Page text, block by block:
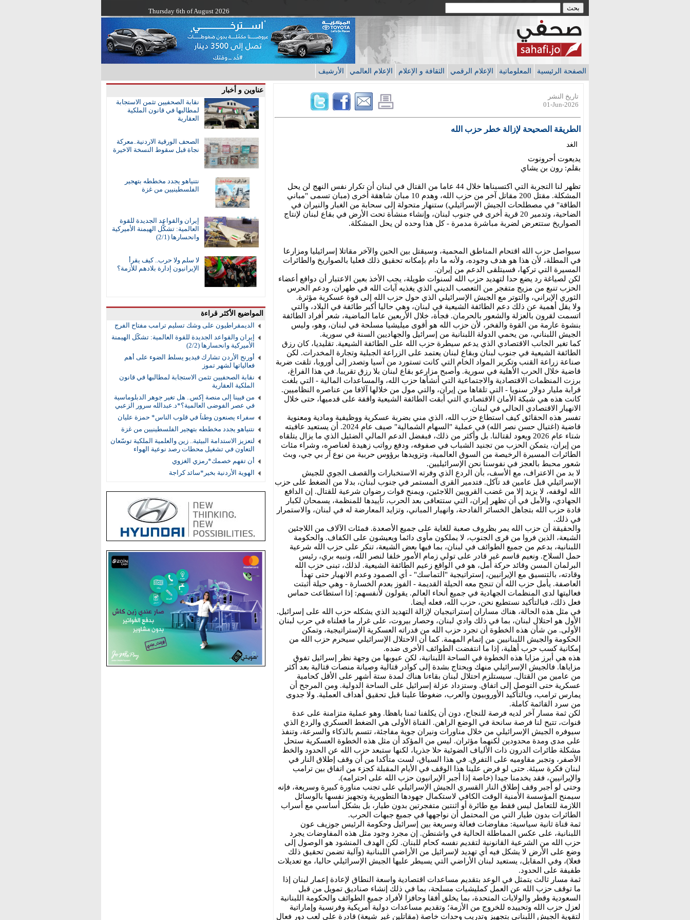
Thursday 6th of August 2026
الصفحة الرئيسية المعلوماتية الإعلام الرقمي الثقافة و الإعلام الإعلام العالمي الأرشيف
عناوين و أخبار
نقابة الصحفيين تثمن الاستجابة
لمطالبها في قانون الملكية
العقارية
الصحف الورقية الاردنية..معركة
نجاة قبل سقوط النسخة الاخيرة
نتنياهو يجدد مخططه بتهجير
الفلسطينيين من غزة
إيران والقواعد الجديدة للقوة
العالمية: تشكُّل الهيمنة الأميركية
وانحسارها (2/1)
لا سلم ولا حرب.. كيف يقرأ
الإيرانيون إدارة بلادهم للأزمة؟
المواضيع الأكثر قراءة
الديمقراطيون على وشك تسليم ترامب مفتاح الفرج
إيران والقواعد الجديدة للقوة العالمية: تشكُّل الهيمنة
الأميركية وانحسارها (2/2)
أورنج الأردن تشارك فيديو يسلط الضوء على أهم
فعالياتها لشهر تموز
نقابة الصحفيين تثمن الاستجابة لمطالبها في قانون
الملكية العقارية
من فيينا إلى منصة إكس.. هل تغير جوهر الدبلوماسية
في عصر الفوضى العالمية؟*د.عبدالله سرور الزعبي
سفراء يصنعون وطناً في قلوب الناس* حمزة عليان
نتنياهو يجدد مخططه بتهجير الفلسطينيين من غزة
لتعزيز الاستدامة البيئية.. زين والعلمية الملكية توسّعان
التعاون في تشغيل محطات رصد نوعية الهواء
أن تفهم خصمك*رمزي الغزوي
الهوية الأردنية بخير*سائد كراجة
تاريخ النشر
01-Jun-2026
الطريقة الصحيحة لإزالة خطر حزب الله
الغد
يديعوت أحرونوت
بقلم: رون بن يشاي
تظهر لنا التجربة التي اكتسبناها خلال 44 عاما من القتال في لبنان أن تكرار نفس النهج لن يحل
المشكلة. مقتل 200 مقاتل آخر من حزب الله، وهدم 10 مبان شاهقة أخرى (مبان تسمى "مباني
الطاقة" في مصطلحات الجيش الإسرائيلي) ستنهار متحولة إلى سحابة من الغبار والنيران في
الضاحية، وتدمير 20 قرية أخرى في جنوب لبنان، وإنشاء منشأة تحت الأرض في بقاع لبنان لإنتاج
الصواريخ ستتعرض لضربة مباشرة مدمرة - كل هذا وحده لن يحل المشكلة.
سيواصل حزب الله اقتحام المناطق المحمية، وسيقتل بين الحين والآخر مقاتلا إسرائيليا ومزارعا
في المطلة، لأن هذا هو هدف وجوده، ولأنه ما دام بإمكانه تحقيق ذلك فعليا بالصواريخ والطائرات
المسيرة التي تركها، فسيتلقى الدعم من إيران.
لكن لصياغة رد يضع حدا لتهديد حزب الله لسنوات طويلة، يجب الأخذ بعين الاعتبار أن دوافع أعضاء
الحزب تنبع من مزيج متفجر من التعصب الديني الذي يغذيه آيات الله في طهران، ودعم الحرس
الثوري الإيراني، والتوتر مع الجيش الإسرائيلي الذي حول حزب الله إلى قوة عسكرية مؤثرة.
ولا يقل أهمية عن ذلك دعم الطائفة الشيعية في لبنان، وهي حاليا أكبر طائفة في البلاد، والتي
اتسمت لقرون بالعزلة والشعور بالحرمان. فجأة، خلال الأربعين عاما الماضية، شعر أفراد الطائفة
بنشوة عارمة من القوة والفخر، لأن حزب الله هو أقوى ميليشيا مسلحة في لبنان، وهو، وليس
الجيش اللبناني، من يحمي الدولة اللبنانية من إسرائيل والجهاديين السنة في سورية.
كما تغير الجانب الاقتصادي الذي يدعم سيطرة حزب الله على الطائفة الشيعية. تقليديا، كان رزق
الطائفة الشيعية في جنوب لبنان وبقاع لبنان يعتمد على الزراعة الجبلية وتجارة المخدرات. لكن
صناعة زراعة القنب وتكرير المواد الخام التي كانت تستورد من آسيا وتصدر إلى أوروبا، تلقت ضربة
قاضية خلال الحرب الأهلية في سورية. وأصبح مزارعو بقاع لبنان بلا رزق تقريبا. في هذا الفراغ،
برزت المنظمات الاقتصادية والاجتماعية التي أنشأها حزب الله، والمساعدات المالية - التي بلغت
قرابة مليار دولار سنويا - التي تلقاها من إيران، والتي مول من خلالها آلافا من عناصره النظاميين.
كانت هذه هي شبكة الأمان الاقتصادي التي أبقت الطائفة الشيعية واقفة على قدميها، حتى خلال
الانهيار الاقتصادي الحالي في لبنان.
تفسر هذه الحقائق كيف استطاع حزب الله، الذي مني بضربة عسكرية ووظيفية ومادية ومعنوية
قاضية (اغتيال حسن نصر الله) في عملية "السهام الشمالية" صيف عام 2024. أن يستعيد عافيته
شتاء عام 2026 ويعود لقتالنا. بل وأكثر من ذلك، فبفضل الدعم المالي الضئيل الذي ما يزال يتلقاه
من إيران، يتمكن الحزب من تجنيد الشباب في صفوفه، ودفع رواتب زهيدة لعناصره، وشراء مئات
الطائرات المسيرة الرخيصة من السوق العالمية، وتزويدها برؤوس حربية من نوع آر بي جي، وبث
شعور محبط بالعجز في نفوسنا نحن الإسرائيليين.
لا بد من الاعتراف، مع الأسف، بأن الردع الذي وفرته الاستخبارات والقصف الجوي للجيش
الإسرائيلي قبل عامين قد تآكل. فتدمير القرى المستمر في جنوب لبنان، بدلا من الضغط على حزب
الله لوقفه، لا يزيد إلا من غضب القرويين اللاجئين، ويمنح قوات رضوان شرعية للقتال. إن الدافع
الجهادي، والأمل في أن تظهر إيران، التي ستتعافى بعد الحرب، تأييدها للمنظمة، يسمحان لكبار
قادة حزب الله بتجاهل الخسائر الفادحة، وانهيار المباني، وتزايد المعارضة له في لبنان، والاستمرار
في ذلك.
والحقيقة أن حزب الله يمر بظروف صعبة للغاية على جميع الأصعدة. فمئات الآلاف من اللاجئين
الشيعة، الذين فروا من قرى الجنوب، لا يملكون مأوى دائما ويعيشون على الكفاف. والحكومة
اللبنانية، بدعم من جميع الطوائف في لبنان، بما فيها بعض الشيعة، تنكر على حزب الله شرعية
حمل السلاح. ونعيم قاسم غير قادر على تولي زمام الأمور خلفا لنصر الله، ونبيه بري، رئيس
البرلمان المسن وقائد حركة أمل، هو في الواقع زعيم الطائفة الشيعية. لذلك، تبنى حزب الله
وقادته، بالتنسيق مع الإيرانيين، إستراتيجية "التماسك" - أي الصمود وعدم الانهيار حتى تهدأ
العاصفة. يأمل حزب الله أن تنجح معه الحيلة القديمة - الفوز بعدم الخسارة - وهي حيلة أثبتت
فعاليتها لدى المنظمات الجهادية في جميع أنحاء العالم. يقولون لأنفسهم: إذا استطاعت حماس
فعل ذلك، فبالتأكيد نستطيع نحن، حزب الله، فعله أيضا.
في مثل هذه الحالة، هناك مساران إستراتيجيان لإزالة التهديد الذي يشكله حزب الله على إسرائيل.
الأول هو احتلال لبنان، بما في ذلك وادي لبنان، وحصار بيروت، على غرار ما فعلناه في حرب لبنان
الأولى. من شأن هذه الخطوة أن تجرد حزب الله من قدراته العسكرية الإستراتيجية، وتمكن
الحكومة والجيش اللبنانيين من إتمام المهمة. كما أن الاحتلال الإسرائيلي سيحرم حزب الله من
إمكانية كسب حرب أهلية، إذا ما انتفضت الطوائف الأخرى ضده.
هذه هي أبرز مزايا هذه الخطوة في الساحة اللبنانية، لكن عيوبها من وجهة نظر إسرائيل تفوق
مزاياها. فالجيش الإسرائيلي منهك ويحتاج بشدة إلى كوادر قتالية وصيانة منصات قتالية بعد أكثر
من عامين من القتال. سيستلزم احتلال لبنان بقاءنا هناك لمدة ستة أشهر على الأقل كحامية
عسكرية حتى التوصل إلى اتفاق. وستزداد عزلة إسرائيل على الساحة الدولية. ومن المرجح أن
يمارس ترامب، وبالتأكيد الأوروبيون والعرب، ضغوطا علينا قبل تحقيق أهداف العملية. ولا جدوى
من سرد القائمة كاملة.
لكن ثمة مسار آخر لديه فرصة للنجاح، دون أن يكلفنا ثمنا باهظا. وهو عملية متزامنة على عدة
قنوات، تتيح لنا فرصة سانحة في الوضع الراهن. القناة الأولى هي الضغط العسكري والردع الذي
سيوفره الجيش الإسرائيلي من خلال مناورات ونيران جوية مفاجئة، تتسم بالذكاء والسرعة، وتنفذ
على مدى ومدة محدودين لكنهما مؤثران. ليس من المؤكد أن مثل هذه الخطوة العسكرية ستحل
مشكلة طائرات الدرون ذات الألياف الضوئية حلا جذريا، لكنها ستبعد حزب الله عن الحدود والخط
الأصفر، وتجبر مقاوميه على التفرق. في هذا السياق، لست متأكدا من أن وقف إطلاق النار في
لبنان فكرة سيئة. حتى لو فرض علينا هذا الوقف في الأيام المقبلة كجزء من اتفاق بين ترامب
والإيرانيين، فقد يخدمنا جيدا (خاصة إذا أجبر الإيرانيون حزب الله على احترامه).
وحتى لو أجبر وقف إطلاق النار القسري الجيش الإسرائيلي على تجنب مناورة كبيرة وسريعة، فإنه
سيمنح المؤسسة الأمنية الوقت الكافي لاستكمال جهودها التطويرية وتجهيز نفسها بالوسائل
اللازمة للتعامل ليس فقط مع طائرة أو اثنتين متفجرتين بدون طيار، بل بشكل أساسي مع أسراب
الطائرات بدون طيار التي من المحتمل أن نواجهها في جميع جبهات الحرب.
ثمة قناة ثانية سياسية: مفاوضات فعالة وسريعة بين إسرائيل وحكومة الرئيس جوزيف عون
اللبنانية، على عكس المماطلة الحالية في واشنطن. إن مجرد وجود مثل هذه المفاوضات يجرد
حزب الله من الشرعية القانونية لتقديم نفسه كحام للبنان. لكن الهدف المنشود هو الوصول إلى
وضع على الأرض لا يشكل فيه أي تهديد لإسرائيل من الأراضي اللبنانية (وآلية تضمن تحقيق ذلك
فعلا)، وفي المقابل، يستعيد لبنان الأراضي التي يسيطر عليها الجيش الإسرائيلي حاليا، مع تعديلات
طفيفة على الحدود.
ثمة مسار ثالث يتمثل في الوعد بتقديم مساعدات اقتصادية واسعة النطاق لإعادة إعمار لبنان إذا
ما توقف حزب الله عن العمل كمليشيات مسلحة، بما في ذلك إنشاء صناديق تمويل من قبل
السعودية وقطر والولايات المتحدة، بما يخلق أفقا وحافزا لأفراد جميع الطوائف والحكومة اللبنانية
لعزل حزب الله وتحييده للخروج من الأزمة؛ وتقديم مساعدات دولية أمريكية وفرنسية وإماراتية
لتقوية الجيش اللبناني بتجهيز وتدريب وحدات خاصة (مقاتلين غير شيعة) قادرة على لعب دور فعال